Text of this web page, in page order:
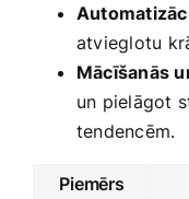
atvieglotu
Mācīšanās
un pielāgot⁢
tendencēm.
Piemērs